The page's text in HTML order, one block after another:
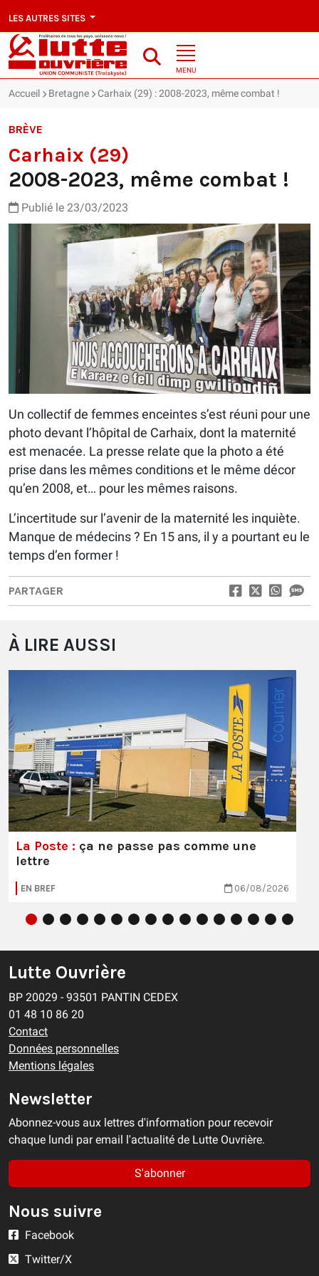
LES AUTRES SITES
MENU
Accueil Bretagne Carhaix (29) : 2008-2023, même combat !
BRÈVE
Carhaix (29)
2008-2023, même combat !
Publié le 23/03/2023
Un collectif de femmes enceintes s’est réuni pour une
photo devant l’hôpital de Carhaix, dont la maternité
est menacée. La presse relate que la photo a été
prise dans les mêmes conditions et le même décor
qu’en 2008, et… pour les mêmes raisons.
L’incertitude sur l’avenir de la maternité les inquiète.
Manque de médecins ? En 15 ans, il y a pourtant eu le
temps d’en former !
PARTAGER
À LIRE AUSSI
La Poste : ça ne passe pas comme une
lettre
EN BREF 06/08/2026
Lutte Ouvrière
BP 20029 - 93501 PANTIN CEDEX
01 48 10 86 20
Contact
Données personnelles
Mentions légales
Newsletter
Abonnez-vous aux lettres d'information pour recevoir
chaque lundi par email l'actualité de Lutte Ouvrière.
S'abonner
Nous suivre
Facebook
Twitter/X